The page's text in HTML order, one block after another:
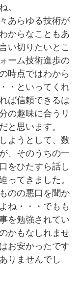
。
あらゆる技術が
からなこともあ
い切りたいとこ
ーム技術進歩の
時点ではわから
・といってくれ
ば信頼できるは
の趣味に合うリ
と思います。
ようとして、数
、そのうちの一
をひたすら話し
ってきました。
のの悪口を聞か
ね・・・でもも
を勉強されてい
かもなしれませ
お安かったです
りませんでし